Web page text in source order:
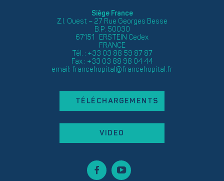
Siège France
Z.I. Ouest – 27 Rue Georges Besse
B.P. 50030
67151 ERSTEIN Cedex
FRANCE
Tél. : +33 03 88 59 87 87
Fax : +33 03 88 98 04 44
email: francehopital@francehopital.fr
TÉLÉCHARGEMENTS
VIDEO